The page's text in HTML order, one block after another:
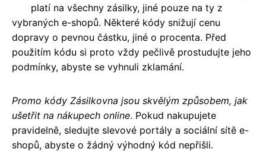
platí na všechny zásilky, jiné pouze na ty z
vybraných e-shopů. Některé kódy snižují cenu
dopravy o pevnou částku, jiné o procenta. Před
použitím kódu si proto vždy pečlivě prostudujte jeho
podmínky, abyste se vyhnuli zklamání.
Promo kódy Zásilkovna jsou skvělým způsobem, jak
ušetřit na nákupech online. Pokud nakupujete
pravidelně, sledujte slevové portály a sociální sítě e-
shopů, abyste o žádný výhodný kód nepřišli.